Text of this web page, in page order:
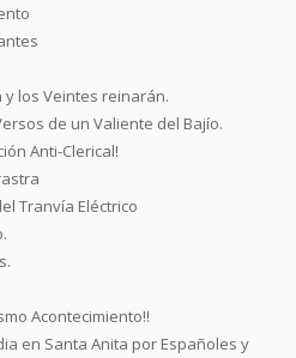
y los Veintes reinarán.
de un Valiente del Bajío.
Anti-Clerical!
Tranvía Eléctrico
Acontecimiento!!
en Santa Anita por Españoles y